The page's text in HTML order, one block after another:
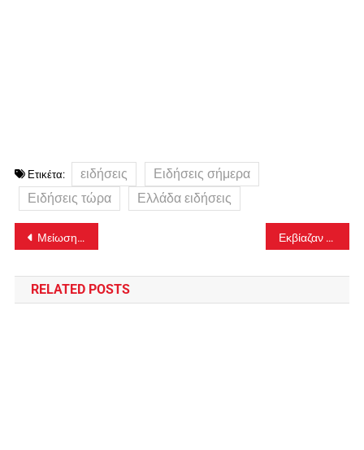
Ετικέτα: ειδήσεις
Ειδήσεις σήμερα
Ειδήσεις τώρα
Ελλάδα ειδήσεις
Πλοήγηση
άρθρων
Μείωση της θετικότητας στην κοινότητα – 19 νέοι, 580 νέες εισαγωγές, έξι νέες διασωληνώσεις Εκβίαζαν νεαρή κοπέλα στην Αμαλιάδα και όταν δεν τους πλήρωσε ανάρτησαν βίντεο με προσωπικές της στιγμές στο Tik Tok
RELATED POSTS